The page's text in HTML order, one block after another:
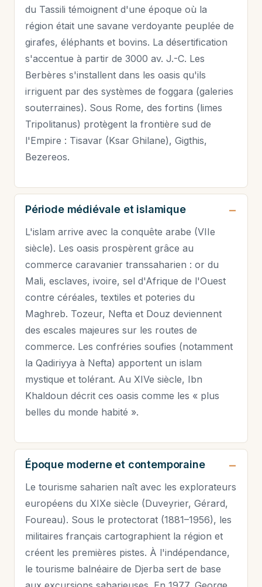
du Tassili témoignent d'une époque où la
région était une savane verdoyante peuplée de
girafes, éléphants et bovins. La désertification
s'accentue à partir de 3000 av. J.-C. Les
Berbères s'installent dans les oasis qu'ils
irriguent par des systèmes de foggara (galeries
souterraines). Sous Rome, des fortins (limes
Tripolitanus) protègent la frontière sud de
l'Empire : Tisavar (Ksar Ghilane), Gigthis,
Bezereos.
Période médiévale et islamique
L'islam arrive avec la conquête arabe (VIIe
siècle). Les oasis prospèrent grâce au
commerce caravanier transsaharien : or du
Mali, esclaves, ivoire, sel d'Afrique de l'Ouest
contre céréales, textiles et poteries du
Maghreb. Tozeur, Nefta et Douz deviennent
des escales majeures sur les routes de
commerce. Les confréries soufies (notamment
la Qadiriyya à Nefta) apportent un islam
mystique et tolérant. Au XIVe siècle, Ibn
Khaldoun décrit ces oasis comme les « plus
belles du monde habité ».
Époque moderne et contemporaine
Le tourisme saharien naît avec les explorateurs
européens du XIXe siècle (Duveyrier, Gérard,
Foureau). Sous le protectorat (1881–1956), les
militaires français cartographient la région et
créent les premières pistes. À l'indépendance,
le tourisme balnéaire de Djerba sert de base